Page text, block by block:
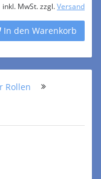
inkl. MwSt. zzgl. Versand
In den Warenkorb
Rollen